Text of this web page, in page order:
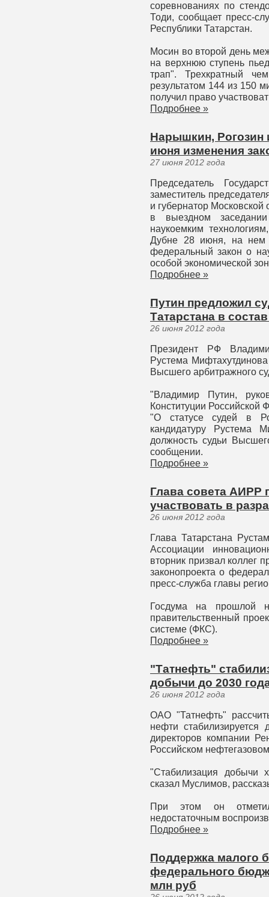
соревнованиях по
Тоди, сообщает пресс-
Республики Татарстан.
Мосин во второй день
на верхнюю ступень
трап". Трехкратный
результатом 144 из 150
получил право
Подробнее »
Нарышкин, Рогозин
июня изменения
27 июня 2012 года
Председатель
заместитель
и губернатор
в выездном
наукоемким
Дубне 28 июня, на нем
федеральный закон о
особой экономической
Подробнее »
Путин предложил
Татарстана в
26 июня 2012 года
Президент РФ
Рустема
Высшего арбитражного
"Владимир Путин,
Конституции Российской
"О статусе судей в
кандидатуру Рустема
должность судьи
сообщении.
Подробнее »
Глава совета АИРР
участвовать в
26 июня 2012 года
Глава Татарстана
Ассоциации
вторник призвал коллег
законопроекта о
пресс-служба главы
Госдума на прошлой
правительственный
системе (ФКС).
Подробнее »
"Татнефть"
добычи до 2030
26 июня 2012 года
ОАО "Татнефть"
нефти
директоров компании
Российском
"Стабилизация добычи
сказал Муслимов,
При этом он
недостаточным
Подробнее »
Поддержка малого
федерального
млн руб